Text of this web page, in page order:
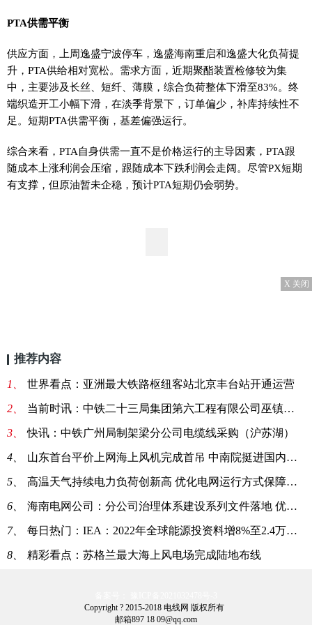
PTA供需平衡
供应方面，上周逸盛宁波停车，逸盛海南重启和逸盛大化负荷提
升，PTA供给相对宽松。需求方面，近期聚酯装置检修较为集
中，主要涉及长丝、短纤、薄膜，综合负荷整体下滑至83%。终
端织造开工小幅下滑，在淡季背景下，订单偏少，补库持续性不
足。短期PTA供需平衡，基差偏强运行。
综合来看，PTA自身供需一直不是价格运行的主导因素，PTA跟
随成本上涨利润会压缩，跟随成本下跌利润会走阔。尽管PX短期
有支撑，但原油暂未企稳，预计PTA短期仍会弱势。
X 关闭
推荐内容
1、 世界看点：亚洲最大铁路枢纽客站北京丰台站开通运营
2、 当前时讯：中铁二十三局集团第六工程有限公司巫镇项目关于矿用电缆线的询价单
3、 快讯：中铁广州局制架梁分公司电缆线采购（沪苏湖）
4、 山东首台平价上网海上风机完成首吊 中南院挺进国内海上风电市场
5、 高温天气持续电力负荷创新高 优化电网运行方式保障安全可靠供电
6、 海南电网公司：分公司治理体系建设系列文件落地 优化管控事项
7、 每日热门：IEA：2022年全球能源投资料增8%至2.4万亿美元
8、 精彩看点：苏格兰最大海上风电场完成陆地布线
Copyright ? 2015-2018 电线网 版权所有
邮箱897 18 09@qq.com